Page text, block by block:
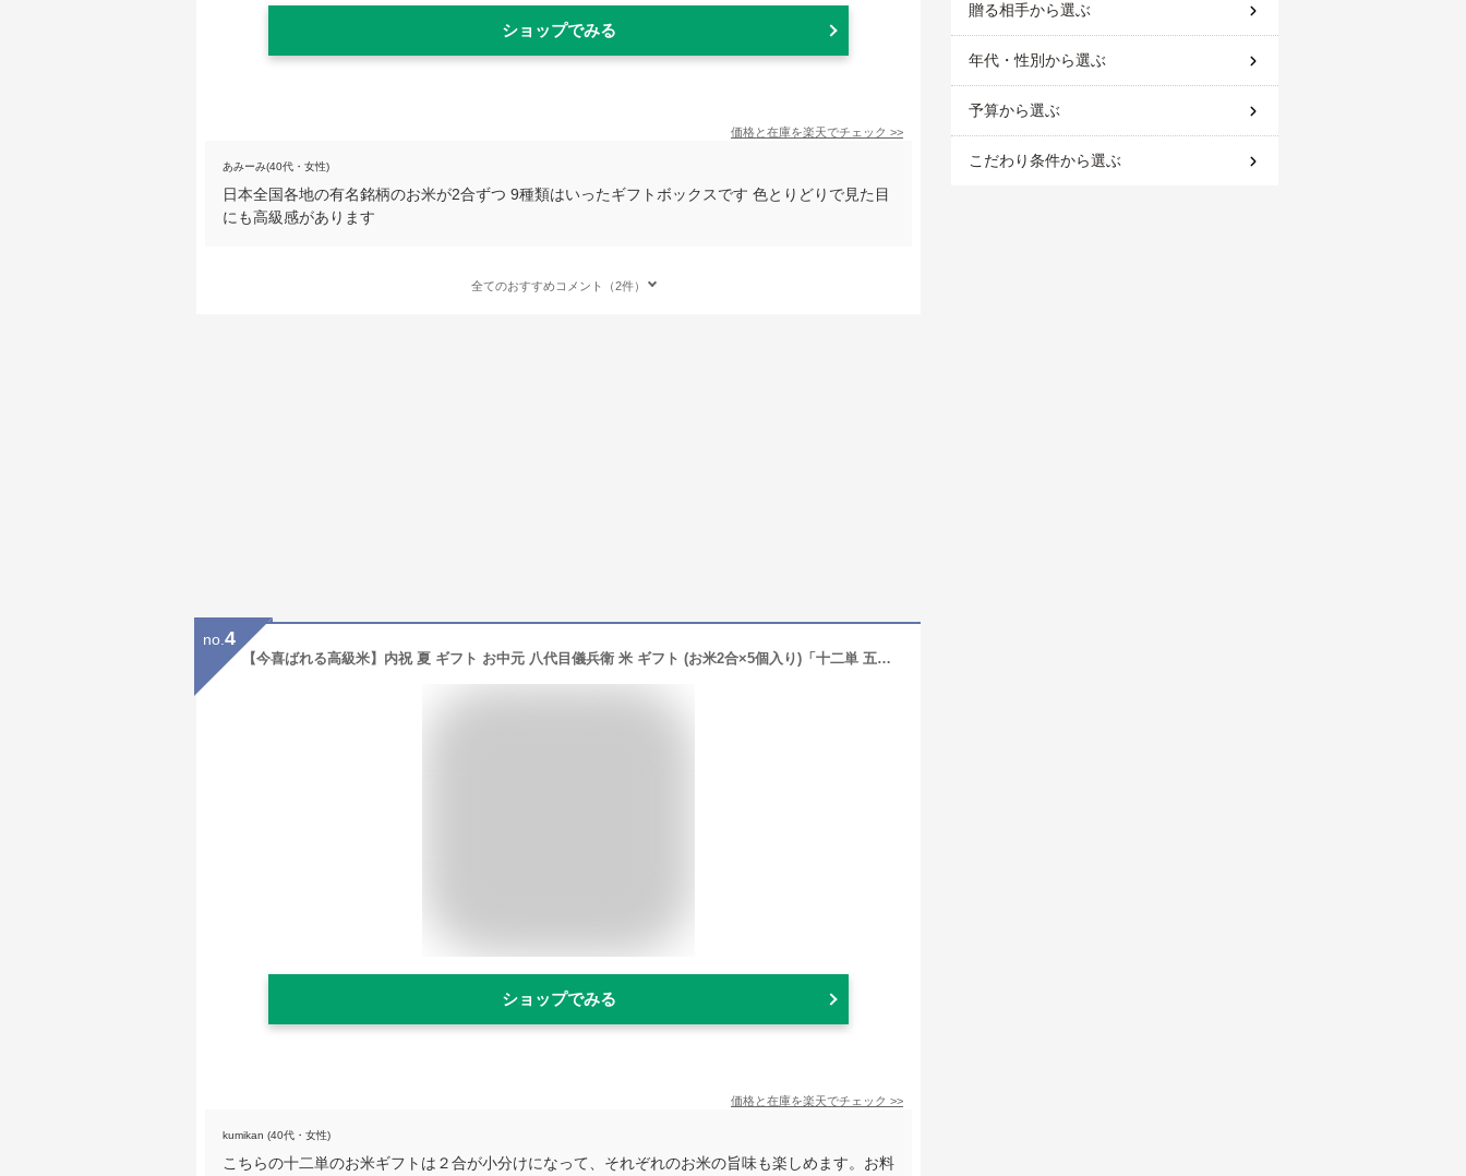
ショップでみる
価格と在庫を楽天でチェック >>
あみーみ(40代・女性)
日本全国各地の有名銘柄のお米が2合ずつ 9種類はいったギフトボックスです 色とりどりで見た目
にも高級感があります
全てのおすすめコメント（2件）
no. 4
【今喜ばれる高級米】内祝 夏 ギフト お中元 八代目儀兵衛 米 ギフト (お米2合×5個入り)「十二単 五分咲き」| お米 入学内祝い 結婚内祝い 出産内祝い お返し 入学祝い 結婚祝い 出産祝い 新築内祝い 内祝い 祝い グルメ セット 高級 親戚
ショップでみる
価格と在庫を楽天でチェック >>
kumikan (40代・女性)
こちらの十二単のお米ギフトは２合が小分けになって、それぞれのお米の旨味も楽しめます。お料
贈る相手から選ぶ
年代・性別から選ぶ
予算から選ぶ
こだわり条件から選ぶ